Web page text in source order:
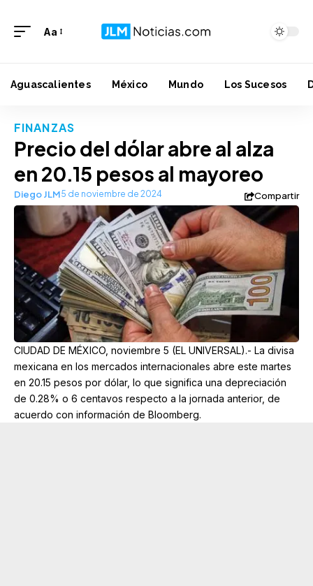
Aa
Aguascalientes México Mundo Los Sucesos
FINANZAS
Precio del dólar abre al alza
en 20.15 pesos al mayoreo
Diego JLM5 de noviembre de 2024 Compartir
CIUDAD DE MÉXICO, noviembre 5 (EL UNIVERSAL).- La divisa
mexicana en los mercados internacionales abre este martes
en 20.15 pesos por dólar, lo que significa una depreciación
de 0.28% o 6 centavos respecto a la jornada anterior, de
acuerdo con información de Bloomberg.